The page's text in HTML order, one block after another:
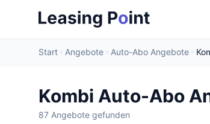
Start Angebote Auto-Abo Angebote
Kombi Auto-Abo
87 Angebote gefunden